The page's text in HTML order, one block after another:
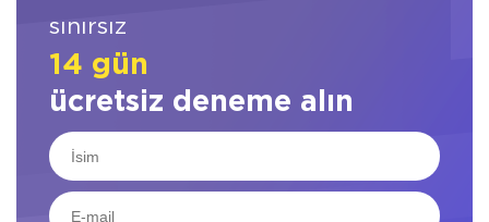
sınırsız
14 gün
ücretsiz deneme alın